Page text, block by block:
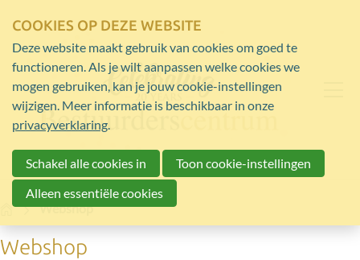
HomeWebshop
Webshop
COOKIES OP DEZE WEBSITE
Deze website maakt gebruik van cookies om goed te
functioneren. Als je wilt aanpassen welke cookies we
mogen gebruiken, kan je jouw cookie-instellingen
wijzigen. Meer informatie is beschikbaar in onze
privacyverklaring.
Schakel alle cookies in
Toon cookie-instellingen
Alleen essentiële cookies